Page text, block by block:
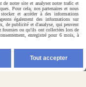
de notre site et analyser notre trafic et
Pour cela, nos partenaires et nous
et accéder à des informations
également des informations sur
de publicité et d'analyse, qui peuvent
fournies ou qu'ils ont collectées lors de
enregistré pour 6 mois, à
Tout accepter